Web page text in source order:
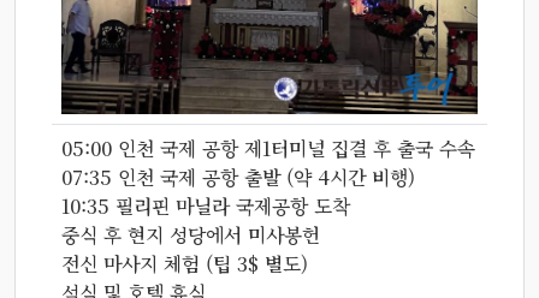
05:00 인천 국제 공항 제1터미널 집결 후 출국 수속
07:35 인천 국제 공항 출발 (약 4시간 비행)
10:35 필리핀 마닐라 국제공항 도착
중식 후 현지 성당에서 미사봉헌
전신 마사지 체험 (팁 3$ 별도)
석식 및 호텔 휴식